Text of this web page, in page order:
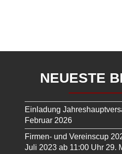
NEUESTE
Einladung
Februar 2026
Firmen- und Vereinscup
Juli 2023 ab 11:00 Uhr 29.